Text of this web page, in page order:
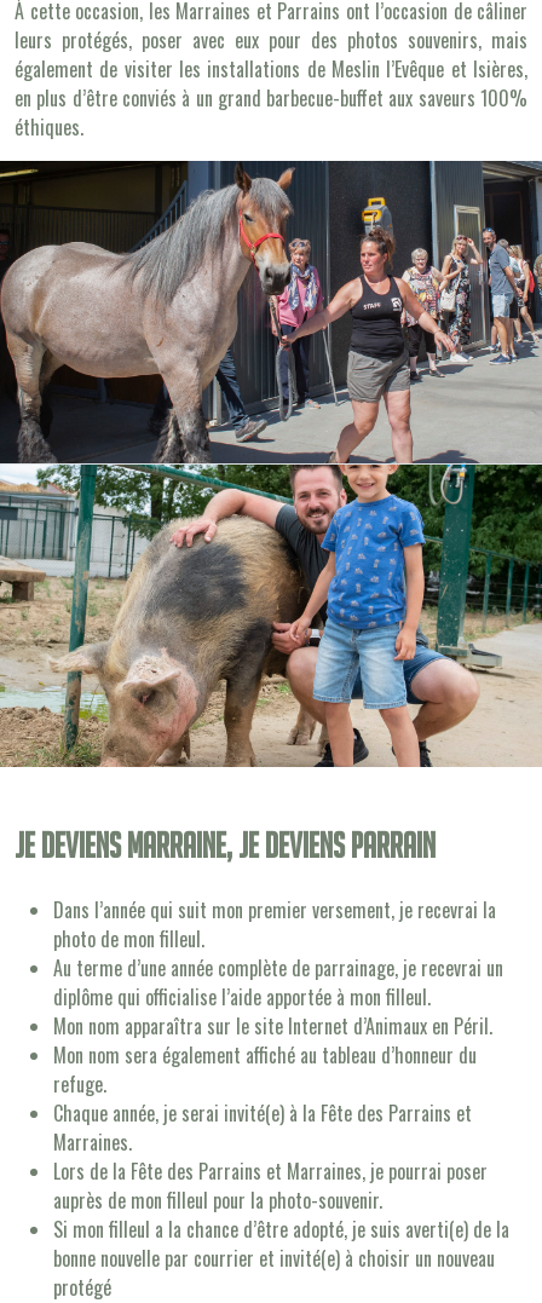
À cette occasion, les Marraines et Parrains ont l’occasion de câliner
leurs protégés, poser avec eux pour des photos souvenirs, mais
également de visiter les installations de Meslin l’Evêque et Isières,
en plus d’être conviés à un grand barbecue-buffet aux saveurs 100%
éthiques.
Je deviens Marraine, je deviens Parrain
Dans l’année qui suit mon premier versement, je recevrai la
photo de mon filleul.
Au terme d’une année complète de parrainage, je recevrai un
diplôme qui officialise l’aide apportée à mon filleul.
Mon nom apparaîtra sur le site Internet d’Animaux en Péril.
Mon nom sera également affiché au tableau d’honneur du
refuge.
Chaque année, je serai invité(e) à la Fête des Parrains et
Marraines.
Lors de la Fête des Parrains et Marraines, je pourrai poser
auprès de mon filleul pour la photo-souvenir.
Si mon filleul a la chance d’être adopté, je suis averti(e) de la
bonne nouvelle par courrier et invité(e) à choisir un nouveau
protégé